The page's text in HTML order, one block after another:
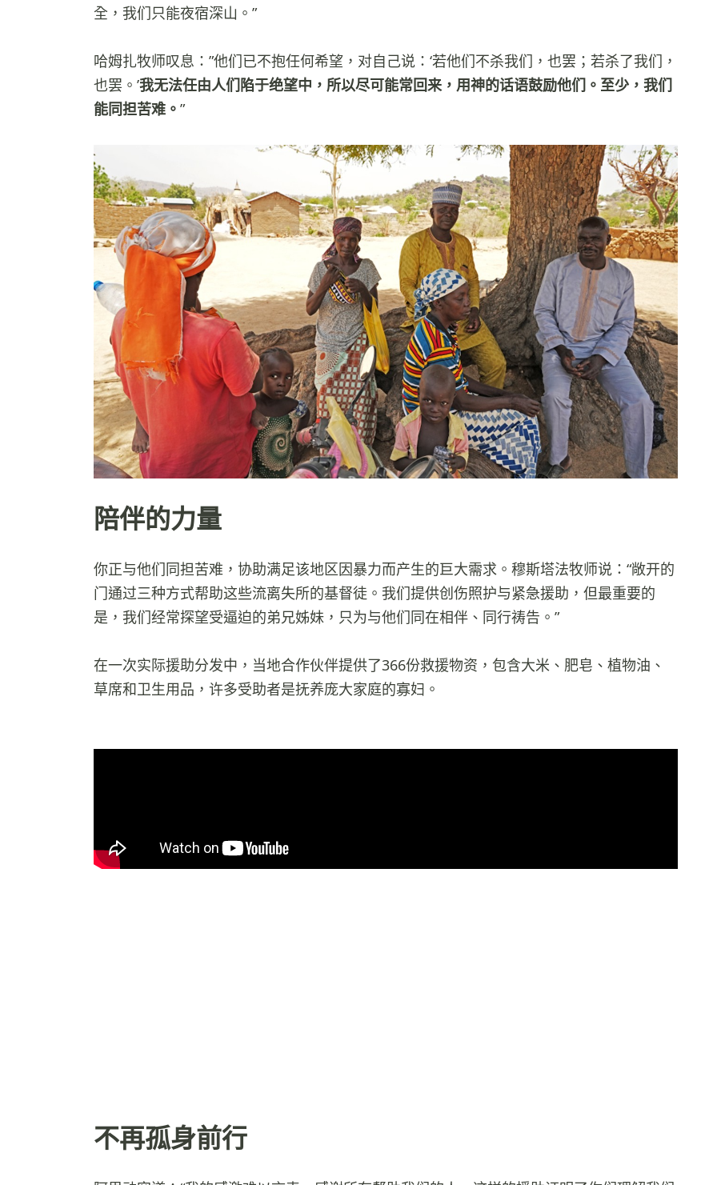
全，我们只能夜宿深山。”
哈姆扎牧师叹息：”他们已不抱任何希望，对自己说：‘若他们不杀我们，也罢；若杀了我们，
也罢。’我无法任由人们陷于绝望中，所以尽可能常回来，用神的话语鼓励他们。至少，我们
能同担苦难。 ”
陪伴的力量
你正与他们同担苦难，协助满足该地区因暴力而产生的巨大需求。穆斯塔法牧师说：“敞开的
门通过三种方式帮助这些流离失所的基督徒。我们提供创伤照护与紧急援助，但最重要的
是，我们经常探望受逼迫的弟兄姊妹，只为与他们同在相伴、同行祷告。”
在一次实际援助分发中，当地合作伙伴提供了366份救援物资，包含大米、肥皂、植物油、
草席和卫生用品，许多受助者是抚养庞大家庭的寡妇。
不再孤身前行